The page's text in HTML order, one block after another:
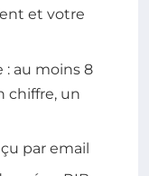
et votre
: au moins 8
chiffre, un
par email